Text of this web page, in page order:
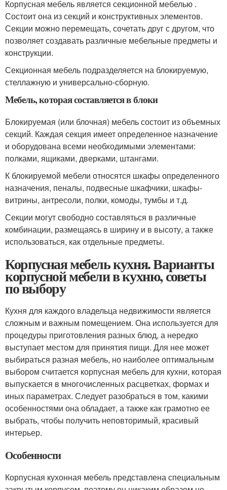
Корпусная мебель является секционной мебелью .
Состоит она из секций и конструктивных элементов.
Секции можно перемещать, сочетать друг с другом, что
позволяет создавать различные мебельные предметы и
конструкции.
Секционная мебель подразделяется на блокируемую,
стеллажную и универсально-сборную.
Мебель, которая составляется в блоки
Блокируемая (или блочная) мебель состоит из объемных
секций. Каждая секция имеет определенное назначение
и оборудована всеми необходимыми элементами:
полками, ящиками, дверками, штангами.
К блокируемой мебели относятся шкафы определенного
назначения, пеналы, подвесные шкафчики, шкафы-
витрины, антресоли, полки, комоды, тумбы и т.д.
Секции могут свободно составляться в различные
комбинации, размещаясь в ширину и в высоту, а также
использоваться, как отдельные предметы.
Корпусная мебель кухня. Варианты
корпусной мебели в кухню, советы
по выбору
Кухня для каждого владельца недвижимости является
сложным и важным помещением. Она используется для
процедуры приготовления разных блюд, а нередко
выступает местом для принятия пищи. Для нее может
выбираться разная мебель, но наиболее оптимальным
выбором считается корпусная мебель для кухни, которая
выпускается в многочисленных расцветках, формах и
иных параметрах. Следует разобраться в том, какими
особенностями она обладает, а также как грамотно ее
выбрать, чтобы получить неповторимый, красивый
интерьер.
Особенности
Корпусная кухонная мебель представлена специальным